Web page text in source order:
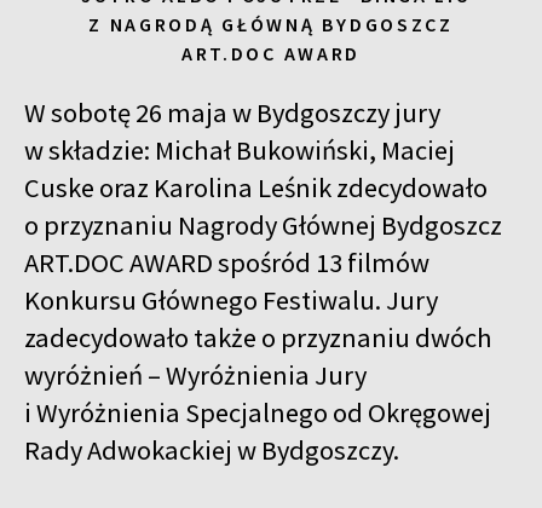
Z NAGRODĄ GŁÓWNĄ BYDGOSZCZ
ART.DOC AWARD
W sobotę 26 maja w Bydgoszczy jury
w składzie: Michał Bukowiński, Maciej
Cuske oraz Karolina Leśnik zdecydowało
o przyznaniu Nagrody Głównej Bydgoszcz
ART.DOC AWARD spośród 13 filmów
Konkursu Głównego Festiwalu. Jury
zadecydowało także o przyznaniu dwóch
wyróżnień – Wyróżnienia Jury
i Wyróżnienia Specjalnego od Okręgowej
Rady Adwokackiej w Bydgoszczy.